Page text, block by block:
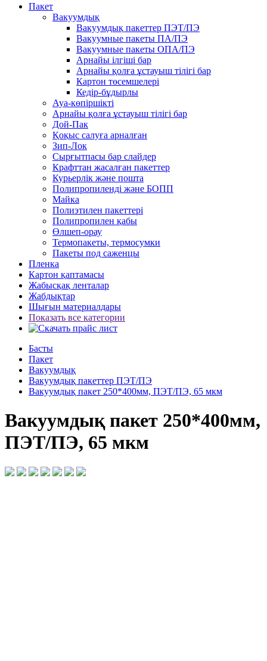
Пакет
Вакуумдық
Вакуумдық пакеттер ПЭТ/ПЭ
Вакуумные пакеты ПА/ПЭ
Вакуумные пакеты ОПА/ПЭ
Арнайы ілгіші бар
Арнайы қолға ұстауыш тілігі бар
Картон төсемшелері
Кедір-бұдырлы
Ауа-көпіршікті
Арнайы қолға ұстауыш тілігі бар
Дой-Пак
Қоқыс салуға арналған
Зип-Лок
Сырғытпасы бар слайдер
Крафттан жасалған пакеттер
Курьерлік және пошта
Полипропиленді және БОПП
Майка
Полиэтилен пакеттері
Полипропилен қабы
Өлшеп-орау
Термопакеты, термосумки
Пакеты под саженцы
Пленка
Картон қаптамасы
Жабысқақ ленталар
Жабдықтар
Шығын материалдары
Показать все категории
Басты
Пакет
Вакуумдық
Вакуумдық пакеттер ПЭТ/ПЭ
Вакуумдық пакет 250*400мм, ПЭТ/ПЭ, 65 мкм
Вакуумдық пакет 250*400мм,
ПЭТ/ПЭ, 65 мкм